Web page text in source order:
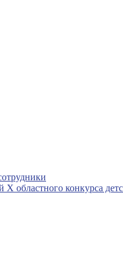
областного конкурса